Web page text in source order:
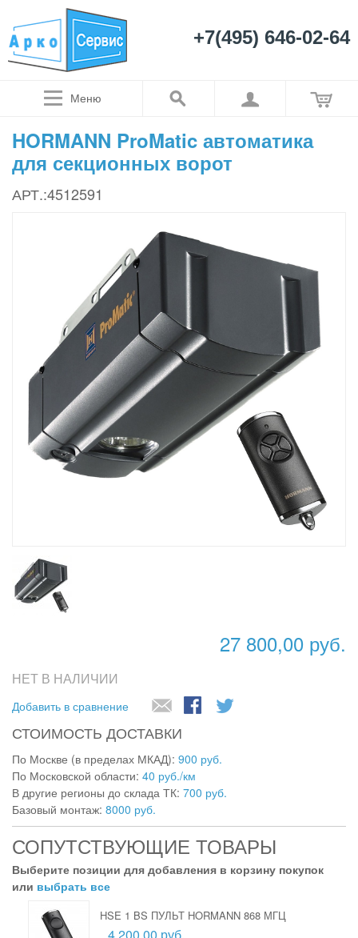
+7(495) 646-02-64
Меню
HORMANN ProMatic автоматика
для секционных ворот
АРТ.:4512591
27 800,00 руб.
НЕТ В НАЛИЧИИ
Добавить в сравнение
СТОИМОСТЬ ДОСТАВКИ
По Москве (в пределах МКАД): 900 руб.
По Московской области: 40 руб./км
В другие регионы до склада ТК: 700 руб.
Базовый монтаж: 8000 руб.
СОПУТСТВУЮЩИЕ ТОВАРЫ
Выберите позиции для добавления в корзину покупок
или выбрать все
HSE 1 BS ПУЛЬТ HORMANN 868 МГЦ
4 200,00 руб.